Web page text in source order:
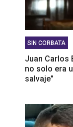
SIN CORBATA
Juan Carlos
no solo era
salvaje”